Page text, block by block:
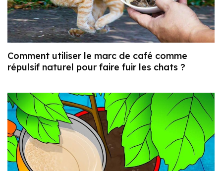
Comment utiliser le marc de café comme
répulsif naturel pour faire fuir les chats ?